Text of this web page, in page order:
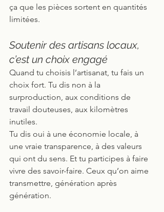
ça que les pièces sortent en quantités
limitées.
Soutenir des artisans locaux,
c’est un choix engagé
Quand tu choisis l’artisanat, tu fais un
choix fort. Tu dis non à la
surproduction, aux conditions de
travail douteuses, aux kilomètres
inutiles.
Tu dis oui à une économie locale, à
une vraie transparence, à des valeurs
qui ont du sens. Et tu participes à faire
vivre des savoir-faire. Ceux qu’on aime
transmettre, génération après
génération.